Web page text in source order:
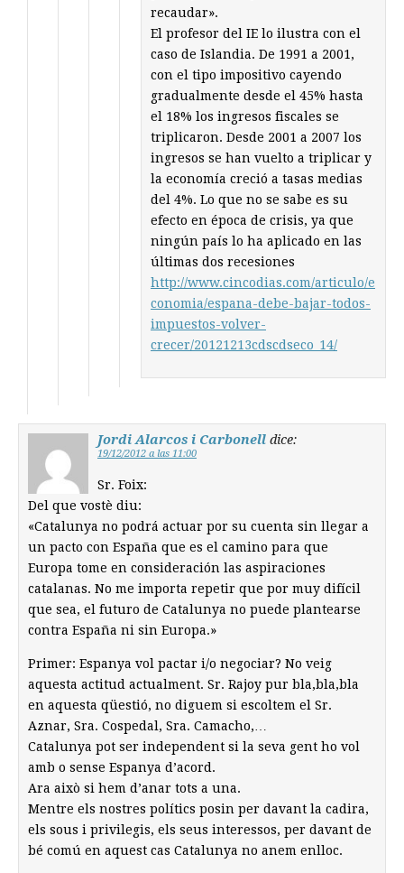
recaudar».
El profesor del IE lo ilustra con el
caso de Islandia. De 1991 a 2001,
con el tipo impositivo cayendo
gradualmente desde el 45% hasta
el 18% los ingresos fiscales se
triplicaron. Desde 2001 a 2007 los
ingresos se han vuelto a triplicar y
la economía creció a tasas medias
del 4%. Lo que no se sabe es su
efecto en época de crisis, ya que
ningún país lo ha aplicado en las
últimas dos recesiones
http://www.cincodias.com/articulo/e
conomia/espana-debe-bajar-todos-
impuestos-volver-
crecer/20121213cdscdseco_14/
Jordi Alarcos i Carbonell dice:
19/12/2012 a las 11:00
Sr. Foix:
Del que vostè diu:
«Catalunya no podrá actuar por su cuenta sin llegar a
un pacto con España que es el camino para que
Europa tome en consideración las aspiraciones
catalanas. No me importa repetir que por muy difícil
que sea, el futuro de Catalunya no puede plantearse
contra España ni sin Europa.»
Primer: Espanya vol pactar i/o negociar? No veig
aquesta actitud actualment. Sr. Rajoy pur bla,bla,bla
en aquesta qüestió, no diguem si escoltem el Sr.
Aznar, Sra. Cospedal, Sra. Camacho,…
Catalunya pot ser independent si la seva gent ho vol
amb o sense Espanya d’acord.
Ara això si hem d’anar tots a una.
Mentre els nostres polítics posin per davant la cadira,
els sous i privilegis, els seus interessos, per davant de
bé comú en aquest cas Catalunya no anem enlloc.